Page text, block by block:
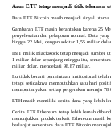
Arus ETF tetap menjadi titik tekanan
Data ETF Bitcoin masih menjadi sinyal utama
Gambaran ETF masih berantakan karena 25
penyelesaian dan pelaporan normal. Data
hingga 22 Mei, dengan sekitar 1,55 miliar
IBIT milik BlackRock tetap menjadi sumber
1 miliar dolar sepanjang minggu itu,
miliar dolar, mendekati 98,87 miliar.
Itu tidak berarti permintaan institusional telah
tetapi setidaknya membutuhkan satu hari
mempertanyakan setiap pergerakan menuju
ETH masih memiliki cerita dana yang lebih
Cerita ETF Ethereum tetap lebih lemah
menunjukkan produk terkait Ethereum masih
berlanjut sementara data ETF Bitcoin